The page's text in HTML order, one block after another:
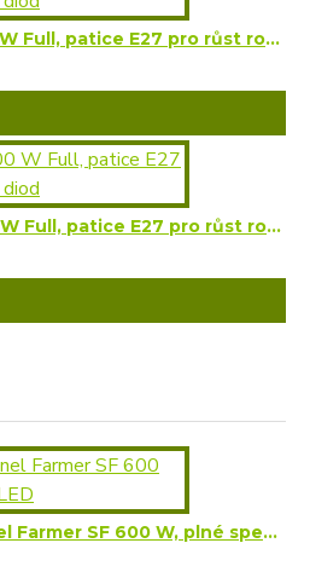
Grow LED žárovka 120 W Full, patice E27 pro růst rostlin 180 led diod
Grow LED žárovka 100 W Full, patice E27 pro růst rostlin 150 led diod
Grow LED lampa - panel Farmer SF 600 W, plné spektrum 384 LED